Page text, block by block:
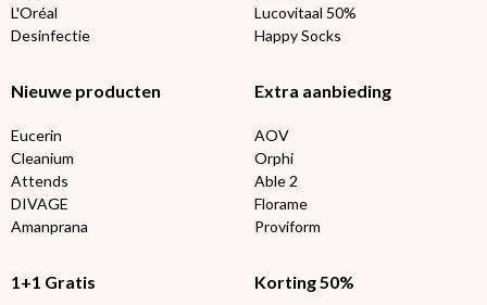
L'Oréal
Desinfectie
Lucovitaal 50%
Happy Socks
Nieuwe producten
Eucerin
Cleanium
Attends
DIVAGE
Amanprana
Extra aanbieding
AOV
Orphi
Able 2
Florame
Proviform
1+1 Gratis Korting 50%